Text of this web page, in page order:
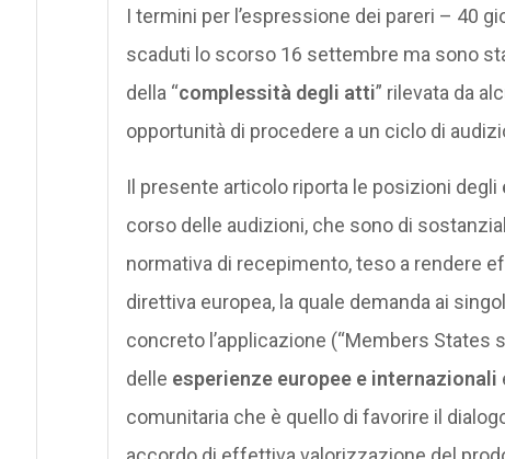
I termini per l’espressione dei pareri – 40
scaduti lo scorso 16 settembre ma sono
della “complessità degli atti” rilevata da
opportunità di procedere a un ciclo di
Il presente articolo riporta le posizioni degli
corso delle audizioni, che sono di
normativa di recepimento, teso a rendere
direttiva europea, la quale demanda ai
concreto l’applicazione (“Members States
delle esperienze europee e internazionali
comunitaria che è quello di favorire il